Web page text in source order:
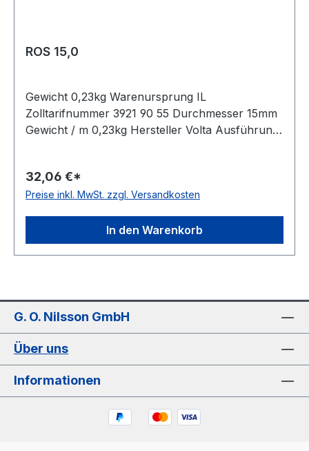
ROS 15,0
Gewicht 0,23kg Warenursprung IL
Zolltarifnummer 3921 90 55 Durchmesser 15mm
Gewicht / m 0,23kg Hersteller Volta Ausführung
m)m FDA-Zulassung ja Zugstrang Polyester
Shorehärte 83° Shore A
32,06 €*
Preise inkl. MwSt. zzgl. Versandkosten
In den Warenkorb
G. O. Nilsson GmbH
Über uns
Informationen